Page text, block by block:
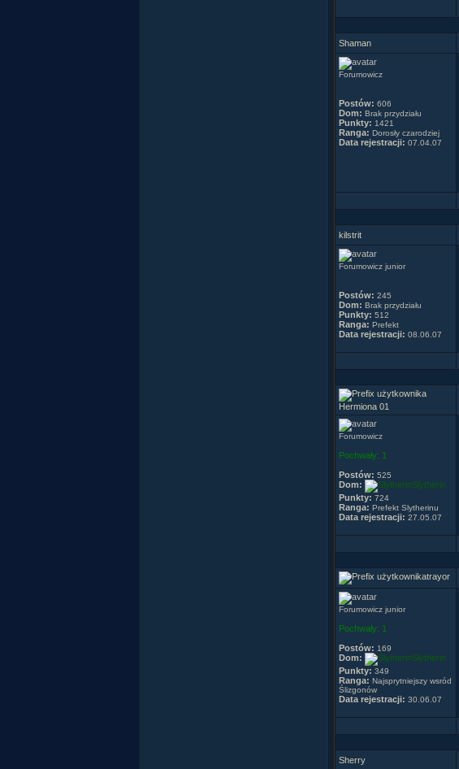
Shaman
Forumowicz
Postów: 606
Dom: Brak przydziału
Punkty: 1421
Ranga: Dorosły czarodziej
Data rejestracji: 07.04.07
kilstrit
Forumowicz junior
Postów: 245
Dom: Brak przydziału
Punkty: 512
Ranga: Prefekt
Data rejestracji: 08.06.07
Hermiona 01
Forumowicz
Pochwały: 1
Postów: 525
Dom:
Slytherin
Punkty: 724
Ranga: Prefekt Slytherinu
Data rejestracji: 27.05.07
trayor
Forumowicz junior
Pochwały: 1
Postów: 169
Dom:
Slytherin
Punkty: 349
Ranga: Najsprytniejszy wsród
Ślizgonów
Data rejestracji: 30.06.07
Sherry